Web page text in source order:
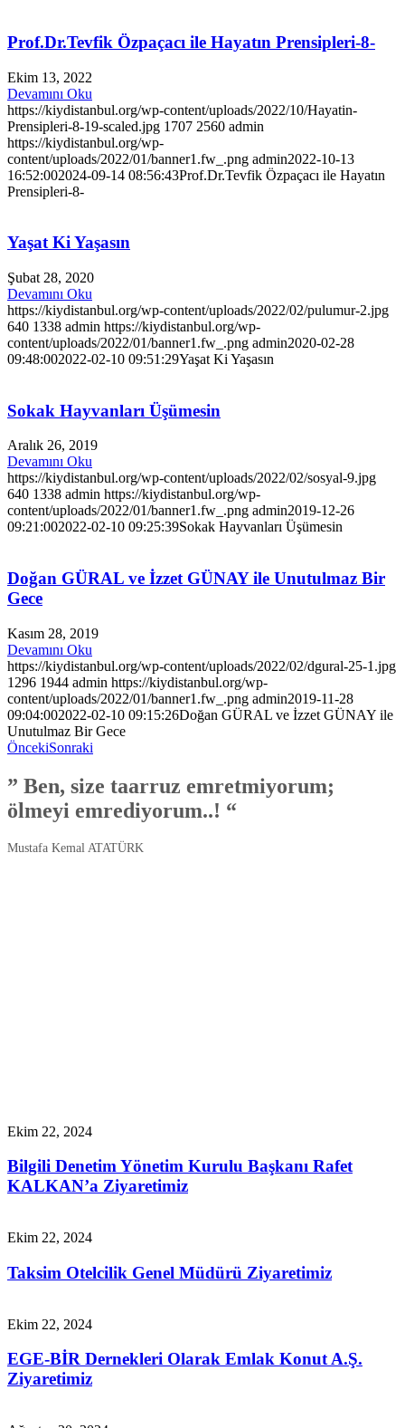
Prof.Dr.Tevfik Özpaçacı ile Hayatın Prensipleri-8-
Ekim 13, 2022
Devamını Oku
https://kiydistanbul.org/wp-content/uploads/2022/10/Hayatin-
Prensipleri-8-19-scaled.jpg 1707 2560 admin
https://kiydistanbul.org/wp-
content/uploads/2022/01/banner1.fw_.png admin2022-10-13
16:52:002024-09-14 08:56:43Prof.Dr.Tevfik Özpaçacı ile Hayatın
Prensipleri-8-
Yaşat Ki Yaşasın
Şubat 28, 2020
Devamını Oku
https://kiydistanbul.org/wp-content/uploads/2022/02/pulumur-2.jpg
640 1338 admin https://kiydistanbul.org/wp-
content/uploads/2022/01/banner1.fw_.png admin2020-02-28
09:48:002022-02-10 09:51:29Yaşat Ki Yaşasın
Sokak Hayvanları Üşümesin
Aralık 26, 2019
Devamını Oku
https://kiydistanbul.org/wp-content/uploads/2022/02/sosyal-9.jpg
640 1338 admin https://kiydistanbul.org/wp-
content/uploads/2022/01/banner1.fw_.png admin2019-12-26
09:21:002022-02-10 09:25:39Sokak Hayvanları Üşümesin
Doğan GÜRAL ve İzzet GÜNAY ile Unutulmaz Bir
Gece
Kasım 28, 2019
Devamını Oku
https://kiydistanbul.org/wp-content/uploads/2022/02/dgural-25-1.jpg
1296 1944 admin https://kiydistanbul.org/wp-
content/uploads/2022/01/banner1.fw_.png admin2019-11-28
09:04:002022-02-10 09:15:26Doğan GÜRAL ve İzzet GÜNAY ile
Unutulmaz Bir Gece
ÖncekiSonraki
” Ben, size taarruz emretmiyorum;
ölmeyi emrediyorum..! “
Mustafa Kemal ATATÜRK
Ekim 22, 2024
Bilgili Denetim Yönetim Kurulu Başkanı Rafet
KALKAN’a Ziyaretimiz
Ekim 22, 2024
Taksim Otelcilik Genel Müdürü Ziyaretimiz
Ekim 22, 2024
EGE-BİR Dernekleri Olarak Emlak Konut A.Ş.
Ziyaretimiz